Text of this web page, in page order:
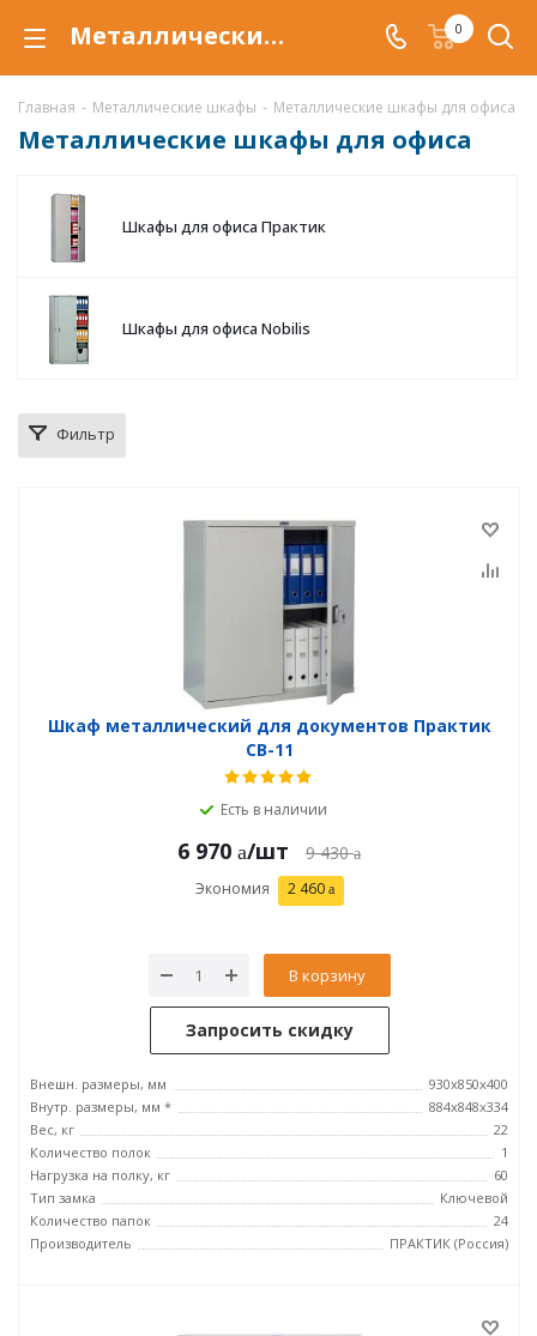
Металлические шкафы для офиса купить по низкой цене в Магнитогорске, офисные шкафы для документов 0
Главная - Металлические шкафы - Металлические шкафы для офиса
Металлические шкафы для офиса
Шкафы для офиса Практик
Шкафы для офиса Nobilis
Фильтр
Шкаф металлический для документов Практик
СВ-11
Есть в наличии
6 970 /шт 9 430
Экономия 2 460
В корзину
Запросить скидку
Внешн. размеры, мм
930x850x400
Внутр. размеры, мм *
884x848x334
Вес, кг
22
Количество полок
1
Нагрузка на полку, кг
60
Тип замка
Ключевой
Количество папок
24
Производитель
ПРАКТИК (Россия)